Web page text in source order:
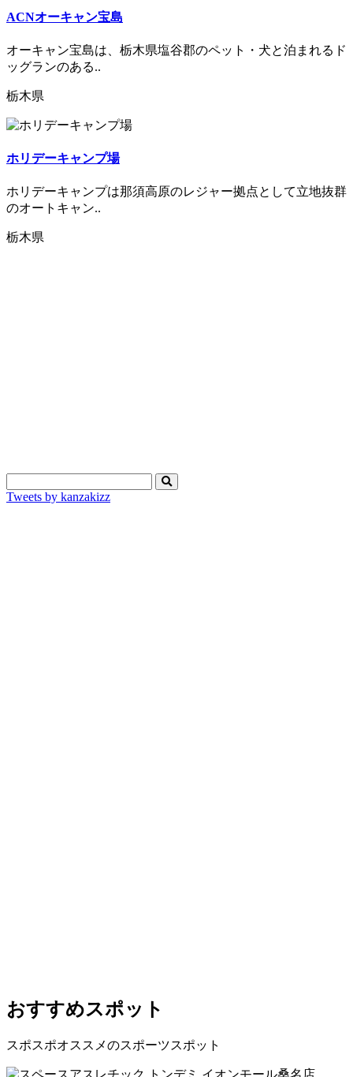
ACNオーキャン宝島
オーキャン宝島は、栃木県塩谷郡のペット・犬と泊まれるド
ッグランのある..
栃木県
ホリデーキャンプ場
ホリデーキャンプは那須高原のレジャー拠点として立地抜群
のオートキャン..
栃木県
Tweets by kanzakizz
おすすめスポット
スポスポオススメのスポーツスポット